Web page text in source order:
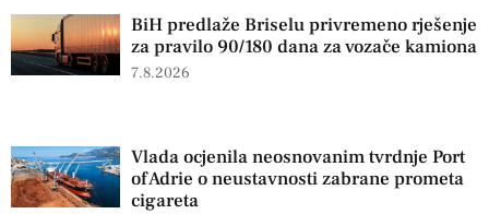
BiH predlaže Briselu privremeno rješenje
za pravilo 90/180 dana za vozače kamiona
7.8.2026
Vlada ocjenila neosnovanim tvrdnje Port
of Adrie o neustavnosti zabrane prometa
cigareta